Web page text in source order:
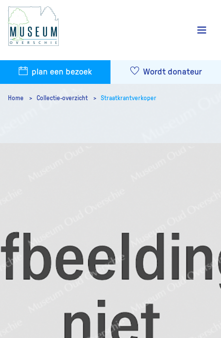
plan een bezoek Wordt donateur
Home Collectie-overzicht Straatkrantverkoper